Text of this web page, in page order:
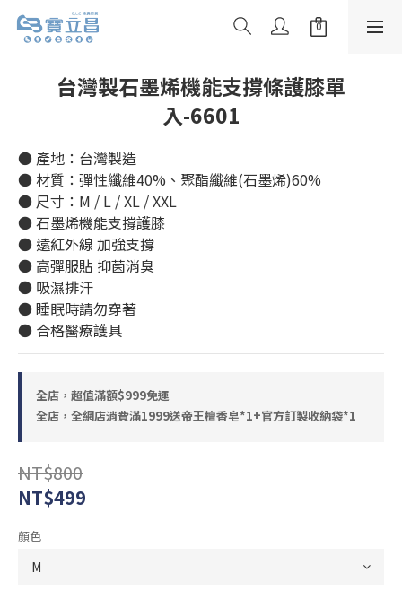
台灣製石墨烯機能支撐條護膝單
入-6601
● 產地：台灣製造
● 材質：彈性纖維40%、聚酯纖維(石墨烯)60%
● 尺寸：M / L / XL / XXL
● 石墨烯機能支撐護膝
● 遠紅外線 加強支撐
● 高彈服貼 抑菌消臭
● 吸濕排汗
● 睡眠時請勿穿著
● 合格醫療護具
全店，超值滿額$999免運
全店，全網店消費滿1999送帝王檀香皂*1+官方訂製收納袋*1
NT$800
NT$499
顏色